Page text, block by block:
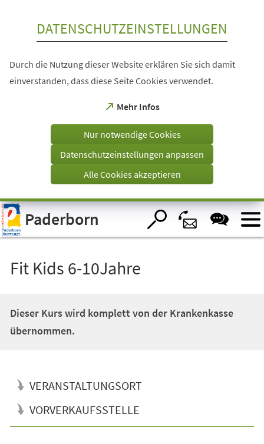
Visuelle
Assistenzsoftware
öffnen.
DATENSCHUTZEINSTELLUNGEN
Durch die Nutzung dieser Website erklären Sie sich damit
einverstanden, dass diese Seite Cookies verwendet.
Mehr Infos
(Öffnet
einem
Tab)
Nur notwendige Cookies
Datenschutzeinstellungen anpassen
Alle Cookies akzeptieren
Paderborn
Fit Kids 6-10Jahre
Dieser Kurs wird komplett von der Krankenkasse
übernommen.
VERANSTALTUNGSORT
VORVERKAUFSSTELLE